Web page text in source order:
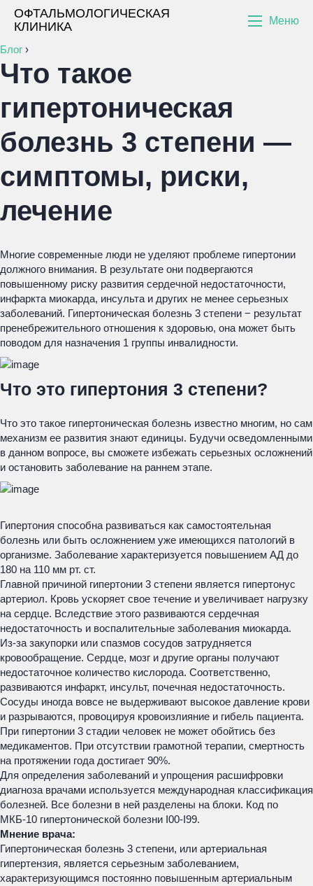
ОФТАЛЬМОЛОГИЧЕСКАЯ
КЛИНИКА
Меню
Блог ›
Что такое
гипертоническая
болезнь 3 степени —
симптомы, риски,
лечение
Многие современные люди не уделяют проблеме гипертонии
должного внимания. В результате они подвергаются
повышенному риску развития сердечной недостаточности,
инфаркта миокарда, инсульта и других не менее серьезных
заболеваний. Гипертоническая болезнь 3 степени − результат
пренебрежительного отношения к здоровью, она может быть
поводом для назначения 1 группы инвалидности.
Что это гипертония 3 степени?
Что это такое гипертоническая болезнь известно многим, но сам
механизм ее развития знают единицы. Будучи осведомленными
в данном вопросе, вы сможете избежать серьезных осложнений
и остановить заболевание на раннем этапе.
Гипертония способна развиваться как самостоятельная
болезнь или быть осложнением уже имеющихся патологий в
организме. Заболевание характеризуется повышением АД до
180 на 110 мм рт. ст.
Главной причиной гипертонии 3 степени является гипертонус
артериол. Кровь ускоряет свое течение и увеличивает нагрузку
на сердце. Вследствие этого развиваются сердечная
недостаточность и воспалительные заболевания миокарда.
Из-за закупорки или спазмов сосудов затрудняется
кровообращение. Сердце, мозг и другие органы получают
недостаточное количество кислорода. Соответственно,
развиваются инфаркт, инсульт, почечная недостаточность.
Сосуды иногда вовсе не выдерживают высокое давление крови
и разрываются, провоцируя кровоизлияние и гибель пациента.
При гипертонии 3 стадии человек не может обойтись без
медикаментов. При отсутствии грамотной терапии, смертность
на протяжении года достигает 90%.
Для определения заболеваний и упрощения расшифровки
диагноза врачами используется международная классификация
болезней. Все болезни в ней разделены на блоки. Код по
МКБ-10 гипертонической болезни I00-I99.
Мнение врача:
Гипертоническая болезнь 3 степени, или артериальная
гипертензия, является серьезным заболеванием,
характеризующимся постоянно повышенным артериальным